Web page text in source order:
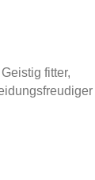
fitter,